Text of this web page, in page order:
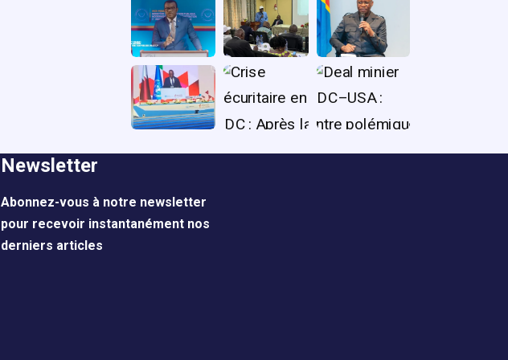
Newsletter
Abonnez-vous à notre newsletter
pour recevoir instantanément nos
derniers articles